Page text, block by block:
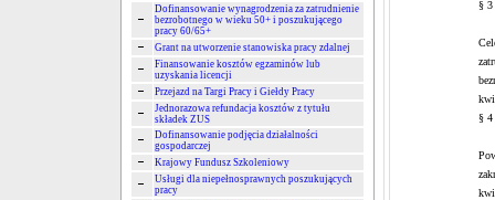
Dofinansowanie wynagrodzenia za zatrudnienie
bezrobotnego w wieku 50+ i poszukującego
pracy 60/65+
Grant na utworzenie stanowiska pracy zdalnej
Finansowanie kosztów egzaminów lub
uzyskania licencji
Przejazd na Targi Pracy i Giełdy Pracy
Jednorazowa refundacja kosztów z tytułu
składek ZUS
Dofinansowanie podjęcia działalności
gospodarczej
Krajowy Fundusz Szkoleniowy
Usługi dla niepełnosprawnych poszukujących
pracy
§ 3
§ 4